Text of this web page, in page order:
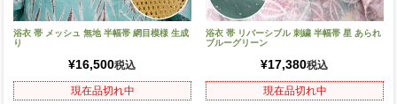
浴衣 帯 メッシュ 無地 半幅帯 網目模様 生成
り
¥16,500税込
現在品切れ中
浴衣 帯 リバーシブル 刺繍 半幅帯 星 あられ
ブルーグリーン
¥17,380税込
現在品切れ中